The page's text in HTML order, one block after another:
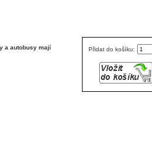
Přidat do košíku:
a autobusy mají